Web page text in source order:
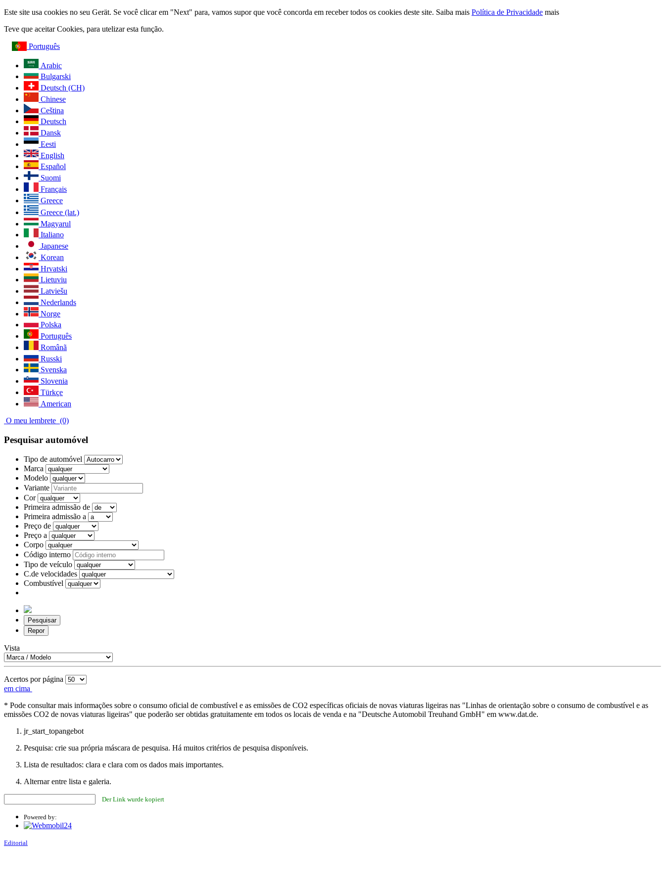
Este site usa cookies no seu Gerät. Se você clicar em "Next" para, vamos supor que você concorda em receber todos os cookies deste site. Saiba mais Política de Privacidade mais
Teve que aceitar Cookies, para utelizar esta função.
Português
Arabic
Bulgarski
Deutsch (CH)
Chinese
Ceština
Deutsch
Dansk
Eesti
English
Español
Suomi
Français
Greece
Greece (lat.)
Magyarul
Italiano
Japanese
Korean
Hrvatski
Lietuviu
Latviešu
Nederlands
Norge
Polska
Português
Românã
Russki
Svenska
Slovenia
Türkçe
American
O meu lembrete (0)
Pesquisar automóvel
Tipo de automóvel
Marca
Modelo
Variante
Cor
Primeira admissão de
Primeira admissão a
Preço de
Preço a
Corpo
Código interno
Tipo de veículo
C.de velocidades
Combustível
Pesquisar
Repor
Vista
Acertos por página
em cima
* Pode consultar mais informações sobre o consumo oficial de combustível e as emissões de CO2 específicas oficiais de novas viaturas ligeiras nas "Linhas de orientação sobre o consumo de combustível e as
emissões CO2 de novas viaturas ligeiras" que poderão ser obtidas gratuitamente em todos os locais de venda e na "Deutsche Automobil Treuhand GmbH" em www.dat.de.
jr_start_topangebot
Pesquisa: crie sua própria máscara de pesquisa. Há muitos critérios de pesquisa disponíveis.
Lista de resultados: clara e clara com os dados mais importantes.
Alternar entre lista e galeria.
Der Link wurde kopiert
Powered by:
Editorial